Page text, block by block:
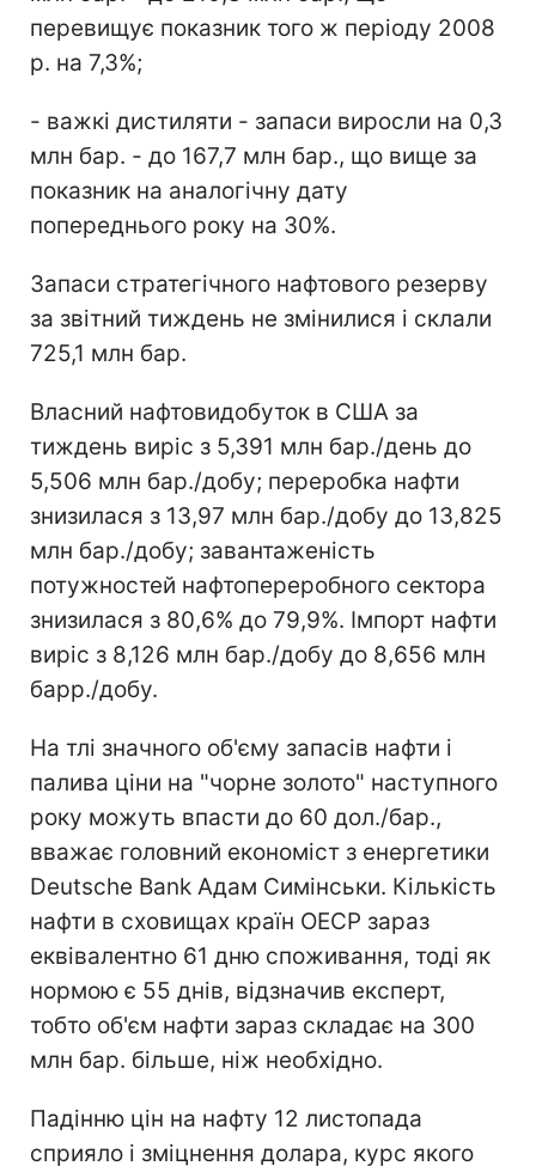
перевищує показник того ж періоду 2008
р. на 7,3%;
- важкі дистиляти - запаси виросли на 0,3
млн бар. - до 167,7 млн бар., що вище за
показник на аналогічну дату
попереднього року на 30%.
Запаси стратегічного нафтового резерву
за звітний тиждень не змінилися і склали
725,1 млн бар.
Власний нафтовидобуток в США за
тиждень виріс з 5,391 млн бар./день до
5,506 млн бар./добу; переробка нафти
знизилася з 13,97 млн бар./добу до 13,825
млн бар./добу; завантаженість
потужностей нафтопереробного сектора
знизилася з 80,6% до 79,9%. Імпорт нафти
виріс з 8,126 млн бар./добу до 8,656 млн
барр./добу.
На тлі значного об'єму запасів нафти і
палива ціни на "чорне золото" наступного
року можуть впасти до 60 дол./бар.,
вважає головний економіст з енергетики
Deutsche Bank Адам Симінськи. Кількість
нафти в сховищах країн ОЕСР зараз
еквівалентно 61 дню споживання, тоді як
нормою є 55 днів, відзначив експерт,
тобто об'єм нафти зараз складає на 300
млн бар. більше, ніж необхідно.
Падінню цін на нафту 12 листопада
сприяло і зміцнення долара, курс якого